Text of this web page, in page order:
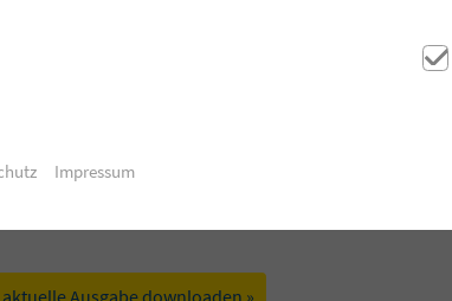
ZIEGLERSCHEN
und zur Osterzeit: Geschichten der Zuversicht aus den
sich davon anstecken.
Impressum